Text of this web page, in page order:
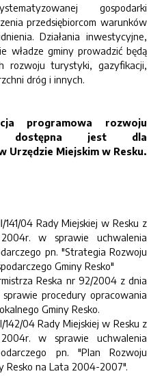
gospodarki
przedsiębiorcom warunków
Działania inwestycyjne,
władze gminy prowadzić będą
rozwoju turystyki, gazyfikacji,
dróg i innych.
programowa rozwoju
dostępna jest dla
Urzędzie Miejskim w Resku.
141/04 Rady Miejskiej w Resku z
w sprawie uchwalenia
pn. "Strategia Rozwoju
Gminy Resko"
Reska nr 92/2004 z dnia
procedury opracowania
Gminy Resko.
142/04 Rady Miejskiej w Resku z
w sprawie uchwalenia
pn. "Plan Rozwoju
Resko na Lata 2004-2007".